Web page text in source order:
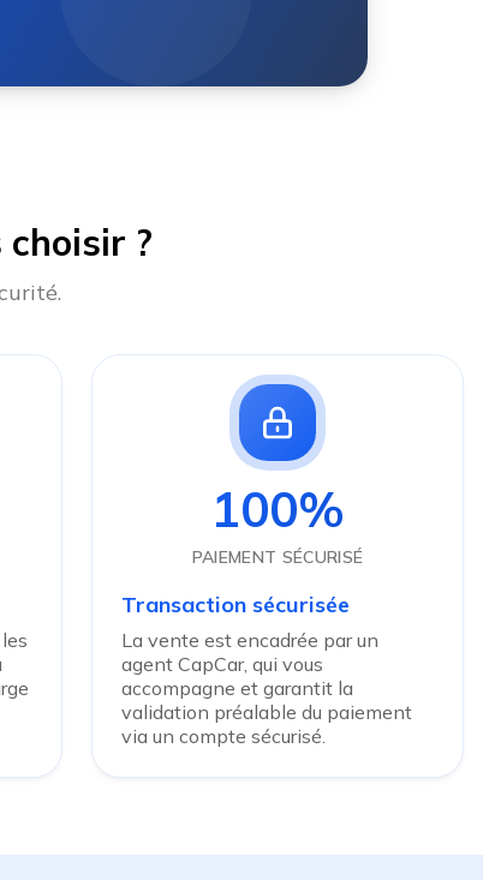
?
100%
PAIEMENT SÉCURISÉ
Transaction sécurisée
La vente est encadrée par un
agent CapCar, qui vous
accompagne et garantit la
validation préalable du paiement
via un compte sécurisé.